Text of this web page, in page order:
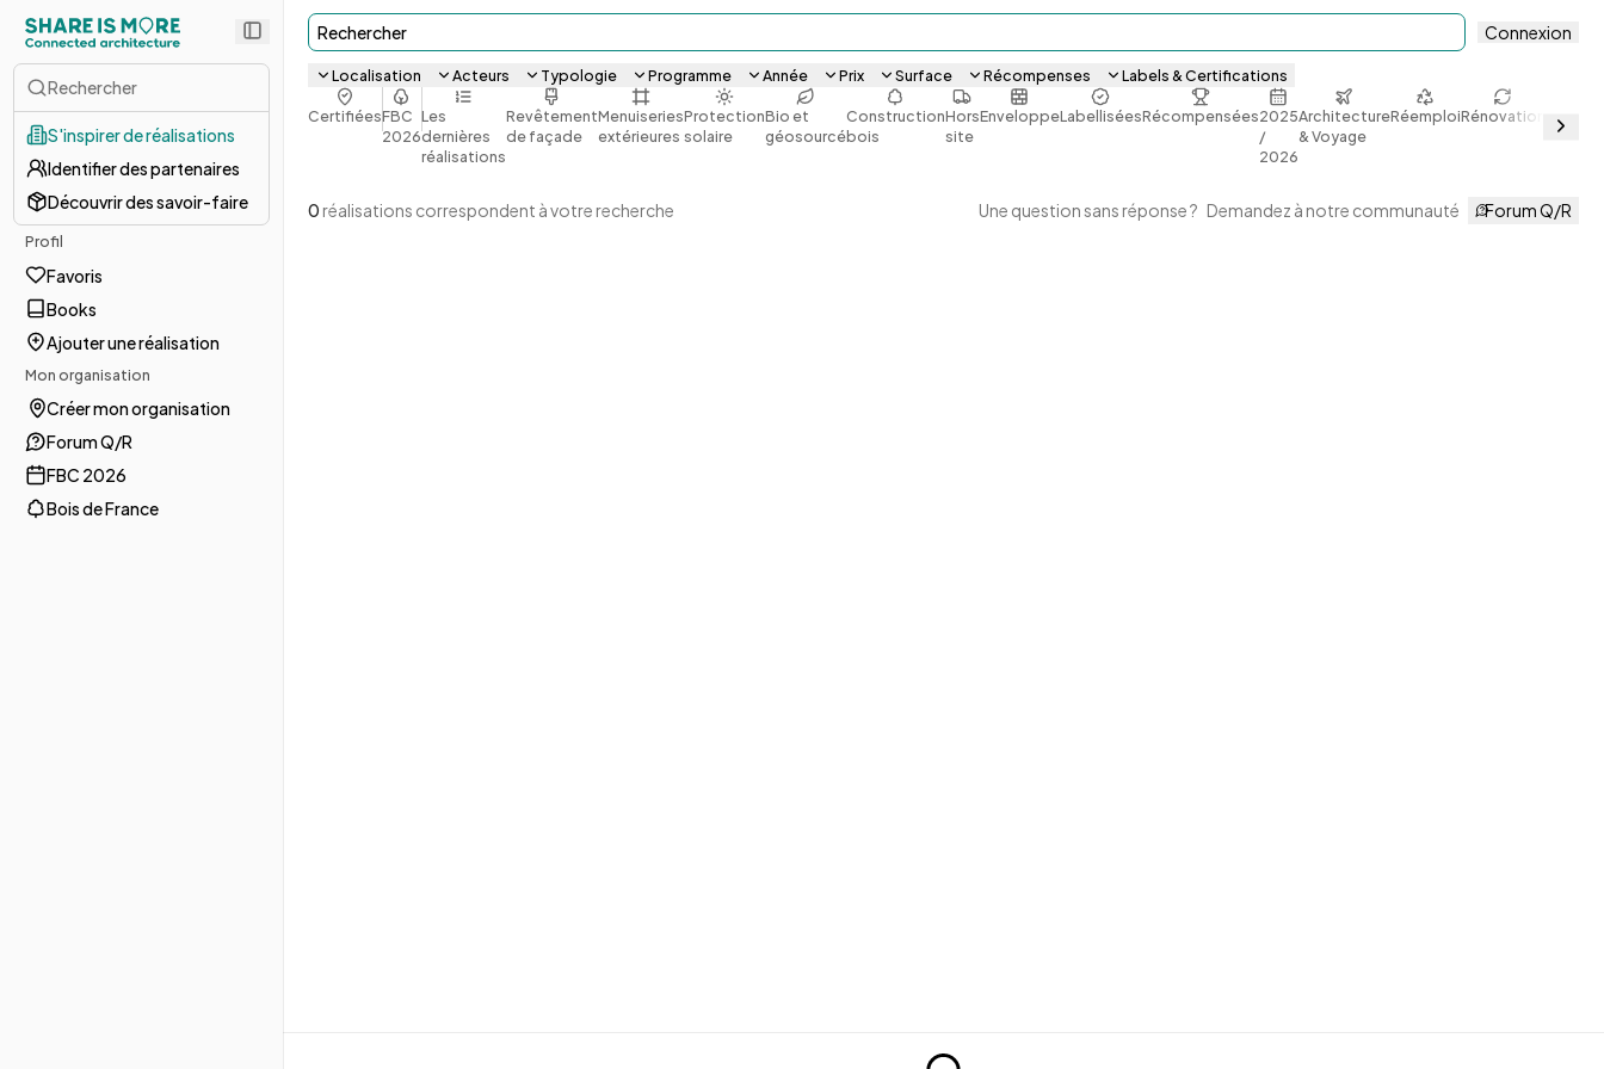
Rechercher
S'inspirer de réalisations
Identifier des partenaires
Découvrir des savoir-faire
Profil
Favoris
Books
Ajouter une réalisation
Mon organisation
Créer mon organisation
Forum Q/R
FBC 2026
Bois de France
Rechercher Connexion
Localisation Acteurs Typologie Programme Année Prix Surface Récompenses Labels & Certifications
CertifiéesFBC
2026
Les
dernières
réalisations
Revêtement
de façade
Menuiseries
extérieures
Protection
solaire
Bio et
géosourcé
Construction
bois
Hors
site
EnveloppeLabelliséesRécompensées2025
/
2026
Architecture
& Voyage
RéemploiRénovation
0 réalisations correspondent à votre recherche Une question sans réponse ? Demandez à notre communauté Forum Q/R